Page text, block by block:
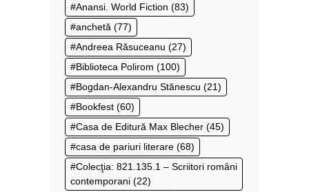
Anansi. World Fiction (83)
anchetă (77)
Andreea Răsuceanu (27)
Biblioteca Polirom (100)
Bogdan-Alexandru Stănescu (21)
Bookfest (60)
Casa de Editură Max Blecher (45)
casa de pariuri literare (68)
Colecţia: 821.135.1 – Scriitori români
contemporani (22)